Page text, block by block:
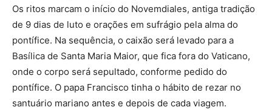
Os ritos marcam o início do Novemdiales, antiga tradição
de 9 dias de luto e orações em sufrágio pela alma do
pontífice. Na sequência, o caixão será levado para a
Basílica de Santa Maria Maior, que fica fora do Vaticano,
onde o corpo será sepultado, conforme pedido do
pontífice. O papa Francisco tinha o hábito de rezar no
santuário mariano antes e depois de cada viagem.